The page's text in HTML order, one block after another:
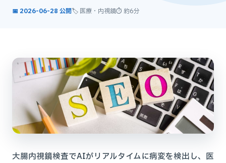
📅 2026-06-28 公開🏷️ 医療・内視鏡⏱ 約6分
大腸内視鏡検査でAIがリアルタイムに病変を検出し、医